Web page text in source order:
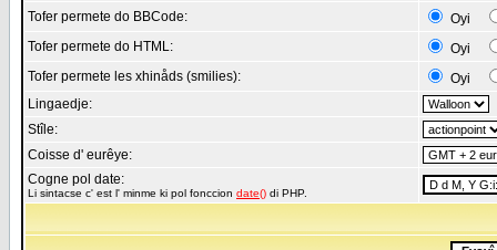
Tofer permete do BBCode:
Oyi
Tofer permete do HTML:
Oyi
Tofer permete les xhinåds (smilies):
Oyi
Lingaedje:
Stîle:
Coisse d' eurêye:
Cogne pol date:
Li sintacse c' est l' minme ki pol fonccion date() di PHP.